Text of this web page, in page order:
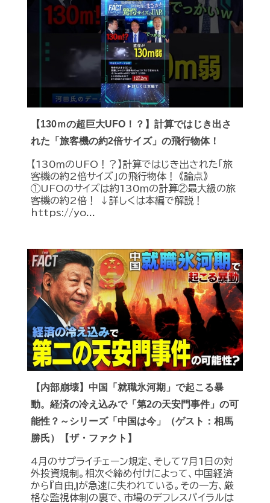
【130ｍの超巨大UFO！？】計算ではじき出さ
れた「旅客機の約2倍サイズ」の飛行物体！
【130ｍのUFO！？】計算ではじき出された「旅
客機の約2倍サイズ」の飛行物体！ 《論点》
①UFOのサイズは約130ｍの計算②最大級の旅
客機の約2倍！ ↓詳しくは本編で解説！
https://yo...
【内部崩壊】中国「就職氷河期」で起こる暴
動。経済の冷え込みで「第2の天安門事件」の可
能性？～シリーズ「中国は今」（ゲスト：相馬
勝氏）【ザ・ファクト】
4月のサプライチェーン規定、そして7月1日の対
外投資規制。相次ぐ締め付けによって、中国経済
から『自由』が急速に失われている。その一方、厳
格な監視体制の裏で、市場のデフレスパイラルは